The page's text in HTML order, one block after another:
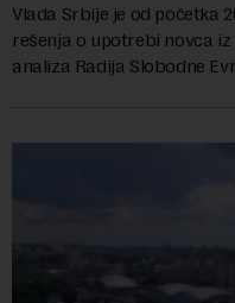
Vlada Srbije je od početka
rešenja o upotrebi novca
analiza Radija Slobodne